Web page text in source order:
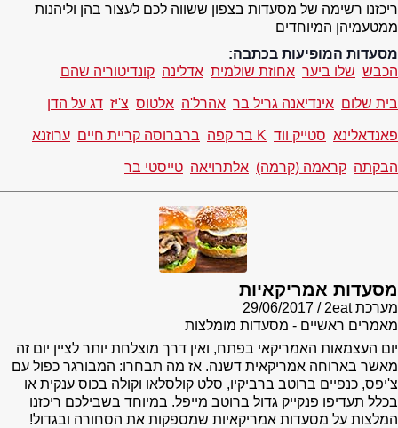
ריכזנו רשימה של מסעדות בצפון ששווה לכם לעצור בהן וליהנות
ממטעמיהן המיוחדים
מסעדות המופיעות בכתבה:
הכבש שלו ביער אחוזת שולמית אדלינה קונדיטוריה שהם
בית שלום אינדיאנה גריל בר אהרל'ה אלטוס צ'יז דג על הדן
פאנדאלינא סטייק ווד K בר קפה ברברוסה קריית חיים ערוזנא
הבקתה קראמה (קרמה) אלתרויאה טייסטי בר
מסעדות אמריקאיות
מערכת 2eat
29/06/2017
מאמרים ראשיים - מסעדות מומלצות
יום העצמאות האמריקאי בפתח, ואין דרך מוצלחת יותר לציין יום זה
מאשר בארוחה אמריקאית דשנה. אז מה תבחרו: המבורגר כפול עם
צ'יפס, כנפיים ברוטב ברביקיו, סלט קולסלאו וקולה בכוס ענקית או
בכלל תעדיפו פנקייק גדול ברוטב מייפל. במיוחד בשבילכם ריכזנו
המלצות על מסעדות אמריקאיות שמספקות את הסחורה ובגדול!